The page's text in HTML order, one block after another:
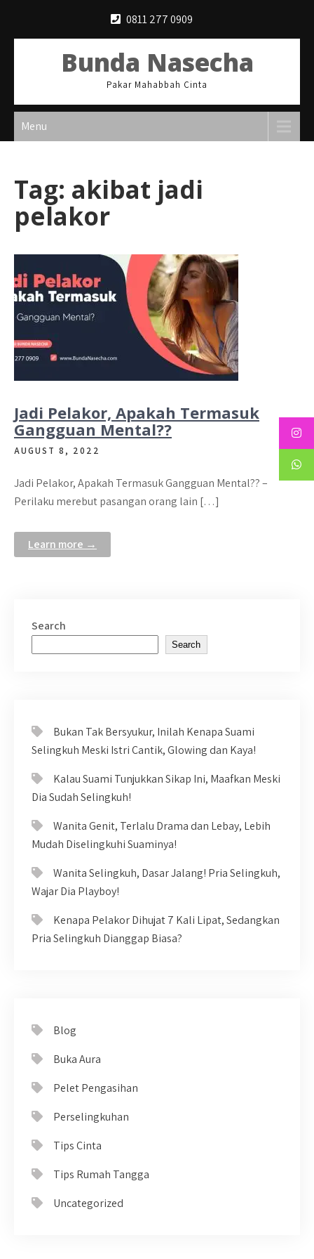
0811 277 0909
Bunda Nasecha
Pakar Mahabbah Cinta
Menu
Tag: akibat jadi
pelakor
Jadi Pelakor, Apakah Termasuk
Gangguan Mental??
AUGUST 8, 2022
Jadi Pelakor, Apakah Termasuk Gangguan Mental?? –
Perilaku merebut pasangan orang lain […]
Learn more →
Search
Search
Bukan Tak Bersyukur, Inilah Kenapa Suami
Selingkuh Meski Istri Cantik, Glowing dan Kaya!
Kalau Suami Tunjukkan Sikap Ini, Maafkan Meski
Dia Sudah Selingkuh!
Wanita Genit, Terlalu Drama dan Lebay, Lebih
Mudah Diselingkuhi Suaminya!
Wanita Selingkuh, Dasar Jalang! Pria Selingkuh,
Wajar Dia Playboy!
Kenapa Pelakor Dihujat 7 Kali Lipat, Sedangkan
Pria Selingkuh Dianggap Biasa?
Blog
Buka Aura
Pelet Pengasihan
Perselingkuhan
Tips Cinta
Tips Rumah Tangga
Uncategorized